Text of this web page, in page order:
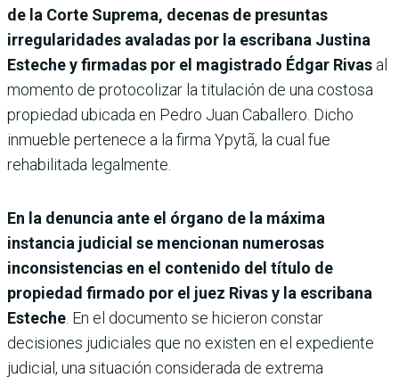
de la Corte Suprema, decenas de presuntas
irregularidades avaladas por la escribana Justina
Esteche y firmadas por el magistrado Édgar Rivas al
momento de protocolizar la titulación de una costosa
propiedad ubicada en Pedro Juan Caballero. Dicho
inmueble pertenece a la firma Ypytã, la cual fue
rehabilitada legalmente.
En la denuncia ante el órgano de la máxima
instancia judicial se mencionan numerosas
inconsistencias en el contenido del título de
propiedad firmado por el juez Rivas y la escribana
Esteche . En el documento se hicieron constar
decisiones judiciales que no existen en el expediente
judicial, una situación considerada de extrema